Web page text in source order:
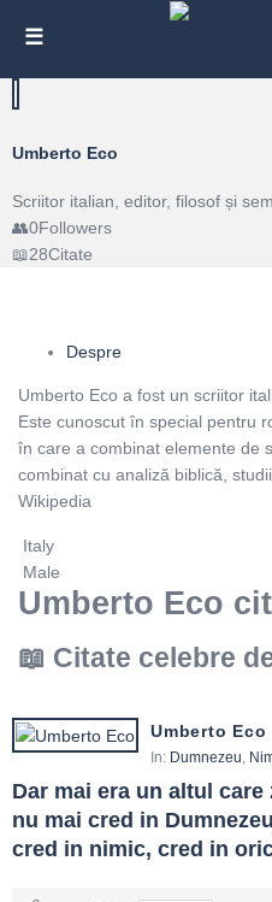
Umberto Eco
Scriitor italian, editor, filosof și
0Followers
28Citate
Despre
Umberto Eco a fost un scriitor
Este cunoscut în special pentru
în care a combinat elemente de
combinat cu analiză biblică,
Wikipedia
Italy
Male
Umberto Eco
Citate celebre
Umberto Eco
In: Dumnezeu,
Dar mai era un altul
nu mai cred in
cred in nimic, cred in